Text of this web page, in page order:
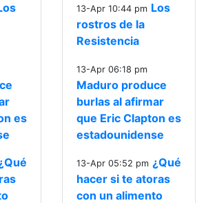
es
13-Apr 10:44 pm Los
rostros de la
Resistencia
13-Apr 06:18 pm
Maduro produce
burlas al afirmar
que Eric Clapton es
estadounidense
13-Apr 05:52 pm ¿Qué
hacer si te atoras
con un alimento